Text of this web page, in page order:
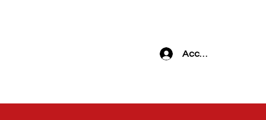
Accedi